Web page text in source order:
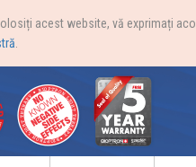
acest website, vă exprimați